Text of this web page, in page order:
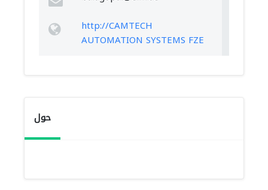
http://CAMTECH
AUTOMATION SYSTEMS FZE
حول